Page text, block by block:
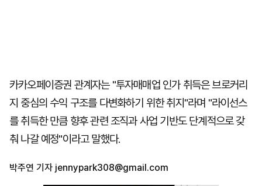
카카오페이증권 관계자는 "투자매매업 인가 취득은 브로커리
지 중심의 수익 구조를 다변화하기 위한 취지"라며 "라이선스
를 취득한 만큼 향후 관련 조직과 사업 기반도 단계적으로 갖
춰 나갈 예정"이라고 말했다.
박주연 기자 jennypark308@gmail.com